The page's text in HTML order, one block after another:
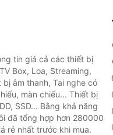
tin giá cả các thiết bị
Box, Loa, Streaming,
bị âm thanh, Tai nghe có
màn chiếu... Thiết bị
SSD... Bằng khả năng
đã tổng hợp hơn 280000
rẻ nhất trước khi mua.